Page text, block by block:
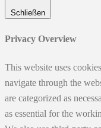
Schließen
Privacy Overview
This website uses
navigate through the
are categorized as
as essential for the